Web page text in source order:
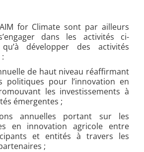
for Climate sont par ailleurs
dans les activités ci-
développer des activités
de haut niveau réaffirmant
politiques pour l’innovation en
les investissements à
émergentes ;
annuelles portant sur les
en innovation agricole entre
et entités à travers les
;